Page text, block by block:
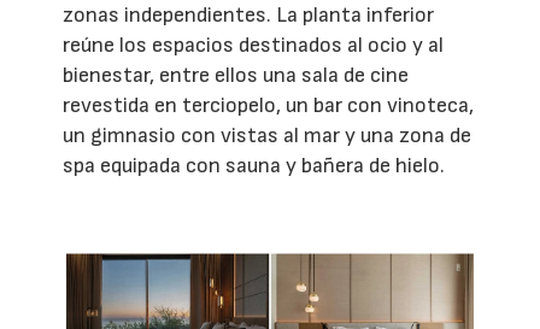
zonas independientes. La planta inferior
reúne los espacios destinados al ocio y al
bienestar, entre ellos una sala de cine
revestida en terciopelo, un bar con vinoteca,
un gimnasio con vistas al mar y una zona de
spa equipada con sauna y bañera de hielo.